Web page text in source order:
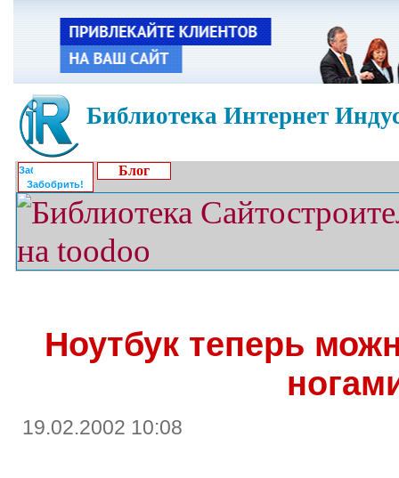
Библиотека Интернет
Забобрить!
Блог
Ноутбук теперь
19.02.2002 10:08